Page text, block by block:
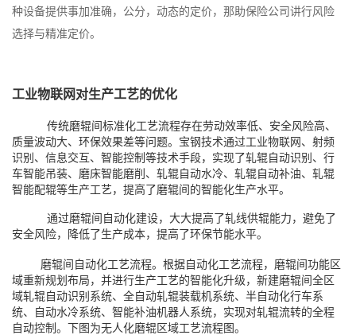
种设备提供事加准确，公分，动态的定价，那助保险公司讲行风险
选择与精准定价。
工业物联网对生产工艺的优化
传统磨辊间标准化工艺流程存在劳动效率低、安全风险高、
质量波动大、环保效果差等问题。宝钢技术通过工业物联网、射频
识别、信息交互、智能控制等技术手段，实现了轧辊自动识别、行
车智能吊装、磨床智能磨削、轧辊自动水冷、轧辊自动补油、轧辊
智能配辊等生产工艺，提高了磨辊间的智能化生产水平。
通过磨辊间自动化建设，大大提高了轧线供辊能力，避免了
安全风险，降低了生产成本，提高了环保节能水平。
磨辊间自动化工艺流程。根据自动化工艺流程，磨辊间功能区
域重新规划布局，并进行生产工艺的智能化升级，新建磨辊间全区
域轧辊自动识别系统、全自动轧辊装载机系统、半自动化行车系
统、自动水冷系统、智能补油机器人系统，实现对轧辊流转的全程
自动控制。下图为无人化磨辊区域工艺流程图。